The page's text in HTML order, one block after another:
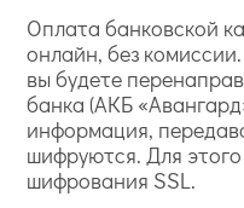
Оплата банковской
онлайн, без
вы будете
банка (АКБ
информация,
шифруются. Для
шифрования SSL.